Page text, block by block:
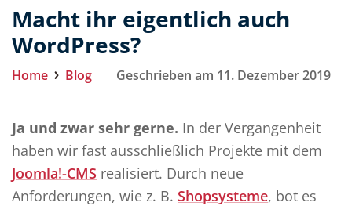
Macht ihr eigentlich auch
WordPress?
Home Blog Geschrieben am 11. Dezember 2019
Ja und zwar sehr gerne. In der Vergangenheit
haben wir fast ausschließlich Projekte mit dem
Joomla!-CMS realisiert. Durch neue
Anforderungen, wie z. B. Shopsysteme, bot es